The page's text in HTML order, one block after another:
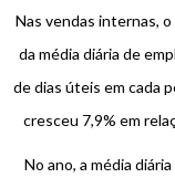
Nas vendas internas,
da média diária de
de dias úteis em cada
cresceu 7,9% em
No ano, a média